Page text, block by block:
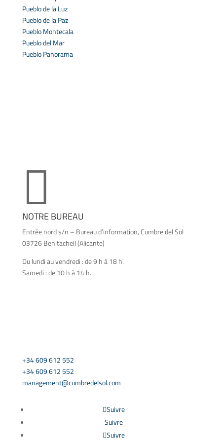
Pueblo de la Luz
Pueblo de la Paz
Pueblo Montecala
Pueblo del Mar
Pueblo Panorama

NOTRE BUREAU
Entrée nord s/n – Bureau d’information, Cumbre del Sol
03726 Benitachell (Alicante)
Du lundi au vendredi : de 9 h à 18 h.
Samedi : de 10 h à 14 h.
+34 609 612 552
+34 609 612 552
management@cumbredelsol.com
Suivre
Suivre
Suivre